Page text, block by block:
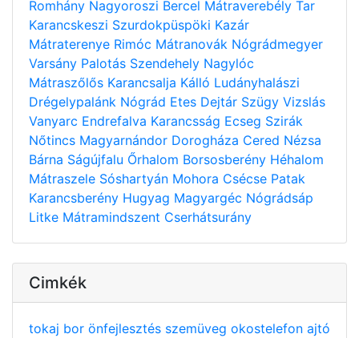
Romhány Nagyoroszi Bercel Mátraverebély Tar
Karancskeszi Szurdokpüspöki Kazár
Mátraterenye Rimóc Mátranovák Nógrádmegyer
Varsány Palotás Szendehely Nagylóc
Mátraszőlős Karancsalja Kálló Ludányhalászi
Drégelypalánk Nógrád Etes Dejtár Szügy Vizslás
Vanyarc Endrefalva Karancsság Ecseg Szirák
Nőtincs Magyarnándor Dorogháza Cered Nézsa
Bárna Ságújfalu Őrhalom Borsosberény Héhalom
Mátraszele Sóshartyán Mohora Csécse Patak
Karancsberény Hugyag Magyargéc Nógrádsáp
Litke Mátramindszent Cserhátsurány
Cimkék
tokaj bor önfejlesztés szemüveg okostelefon ajtó